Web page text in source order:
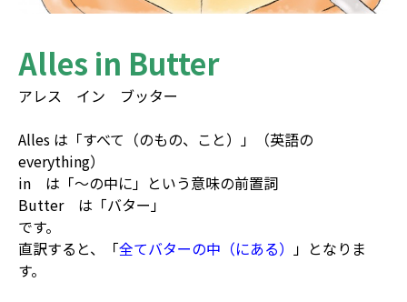
Alles in Butter
アレス イン ブッター
Alles は「すべて（のもの、こと）」（英語の
everything）
in は「〜の中に」という意味の前置詞
Butter は「バター」
です。
直訳すると、「全てバターの中（にある） 」となりま
す。